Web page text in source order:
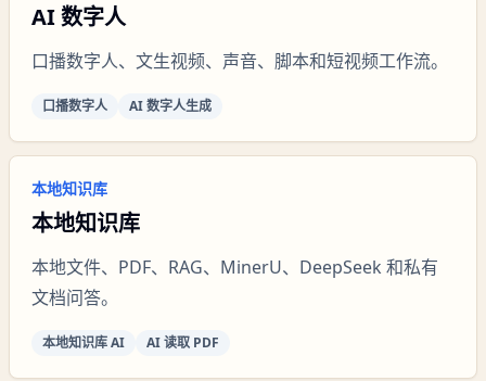
AI 数字人
口播数字人、文生视频、声音、脚本和短视频工作流。
口播数字人 AI 数字人生成
本地知识库
本地知识库
本地文件、PDF、RAG、MinerU、DeepSeek 和私有
文档问答。
本地知识库 AI AI 读取 PDF